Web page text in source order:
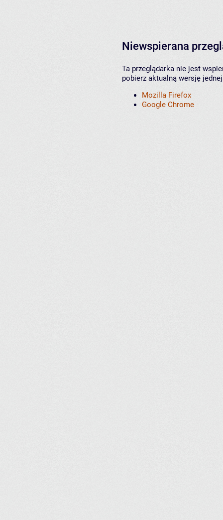
Niewspierana
Ta przeglądarka nie jest
pobierz aktualną wersję
Mozilla Firefox
Google Chrome